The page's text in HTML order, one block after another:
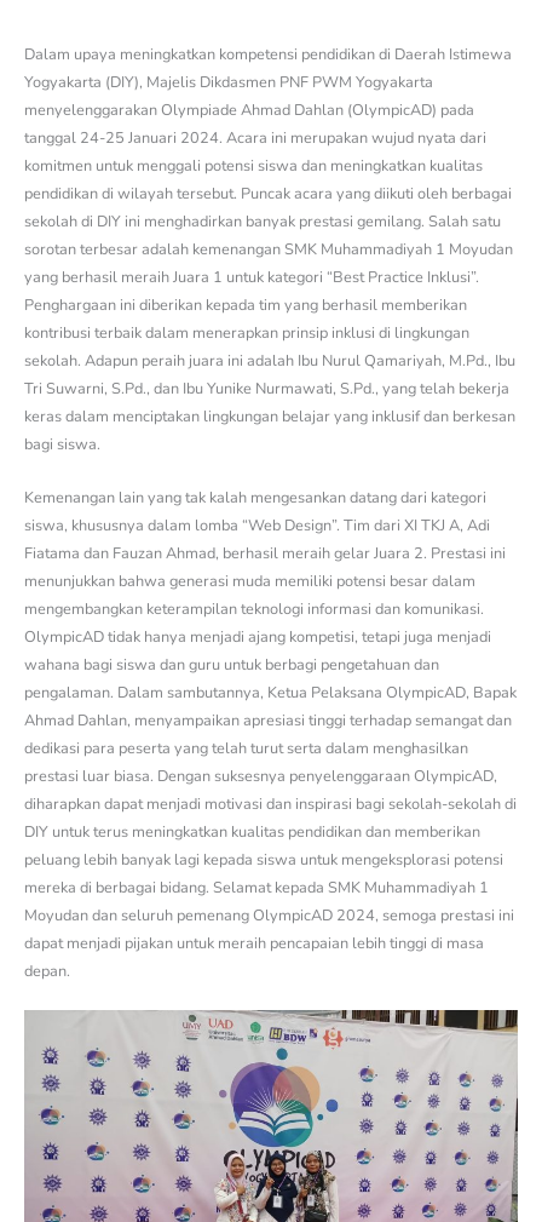
Dalam upaya meningkatkan kompetensi pendidikan di Daerah Istimewa
Yogyakarta (DIY), Majelis Dikdasmen PNF PWM Yogyakarta
menyelenggarakan Olympiade Ahmad Dahlan (OlympicAD) pada
tanggal 24-25 Januari 2024. Acara ini merupakan wujud nyata dari
komitmen untuk menggali potensi siswa dan meningkatkan kualitas
pendidikan di wilayah tersebut. Puncak acara yang diikuti oleh berbagai
sekolah di DIY ini menghadirkan banyak prestasi gemilang. Salah satu
sorotan terbesar adalah kemenangan SMK Muhammadiyah 1 Moyudan
yang berhasil meraih Juara 1 untuk kategori “Best Practice Inklusi”.
Penghargaan ini diberikan kepada tim yang berhasil memberikan
kontribusi terbaik dalam menerapkan prinsip inklusi di lingkungan
sekolah. Adapun peraih juara ini adalah Ibu Nurul Qamariyah, M.Pd., Ibu
Tri Suwarni, S.Pd., dan Ibu Yunike Nurmawati, S.Pd., yang telah bekerja
keras dalam menciptakan lingkungan belajar yang inklusif dan berkesan
bagi siswa.
Kemenangan lain yang tak kalah mengesankan datang dari kategori
siswa, khususnya dalam lomba “Web Design”. Tim dari XI TKJ A, Adi
Fiatama dan Fauzan Ahmad, berhasil meraih gelar Juara 2. Prestasi ini
menunjukkan bahwa generasi muda memiliki potensi besar dalam
mengembangkan keterampilan teknologi informasi dan komunikasi.
OlympicAD tidak hanya menjadi ajang kompetisi, tetapi juga menjadi
wahana bagi siswa dan guru untuk berbagi pengetahuan dan
pengalaman. Dalam sambutannya, Ketua Pelaksana OlympicAD, Bapak
Ahmad Dahlan, menyampaikan apresiasi tinggi terhadap semangat dan
dedikasi para peserta yang telah turut serta dalam menghasilkan
prestasi luar biasa. Dengan suksesnya penyelenggaraan OlympicAD,
diharapkan dapat menjadi motivasi dan inspirasi bagi sekolah-sekolah di
DIY untuk terus meningkatkan kualitas pendidikan dan memberikan
peluang lebih banyak lagi kepada siswa untuk mengeksplorasi potensi
mereka di berbagai bidang. Selamat kepada SMK Muhammadiyah 1
Moyudan dan seluruh pemenang OlympicAD 2024, semoga prestasi ini
dapat menjadi pijakan untuk meraih pencapaian lebih tinggi di masa
depan.